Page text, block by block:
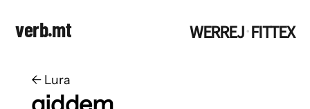
verb.mt WERREJ·FITTEX
← ​​Lura